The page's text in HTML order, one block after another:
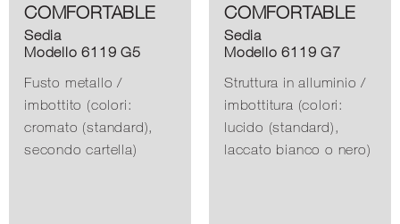
COMFORTABLE
Sedia
Modello 6119 G5
Fusto metallo /
imbottito (colori:
cromato (standard),
secondo cartella)
COMFORTABLE
Sedia
Modello 6119 G7
Struttura in alluminio /
imbottitura (colori:
lucido (standard),
laccato bianco o nero)